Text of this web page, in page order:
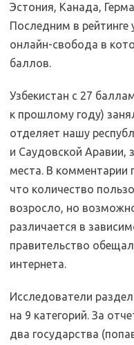
Эстония, Канада,
Последним в рейтинге
онлайн-свобода в
баллов.
Узбекистан с 27
к прошлому году)
отделяет нашу
и Саудовской Аравии,
места. В комментарии
что количество
возросло, но
различается в
правительство
интернета.
Исследователи
на 9 категорий. За
два государства